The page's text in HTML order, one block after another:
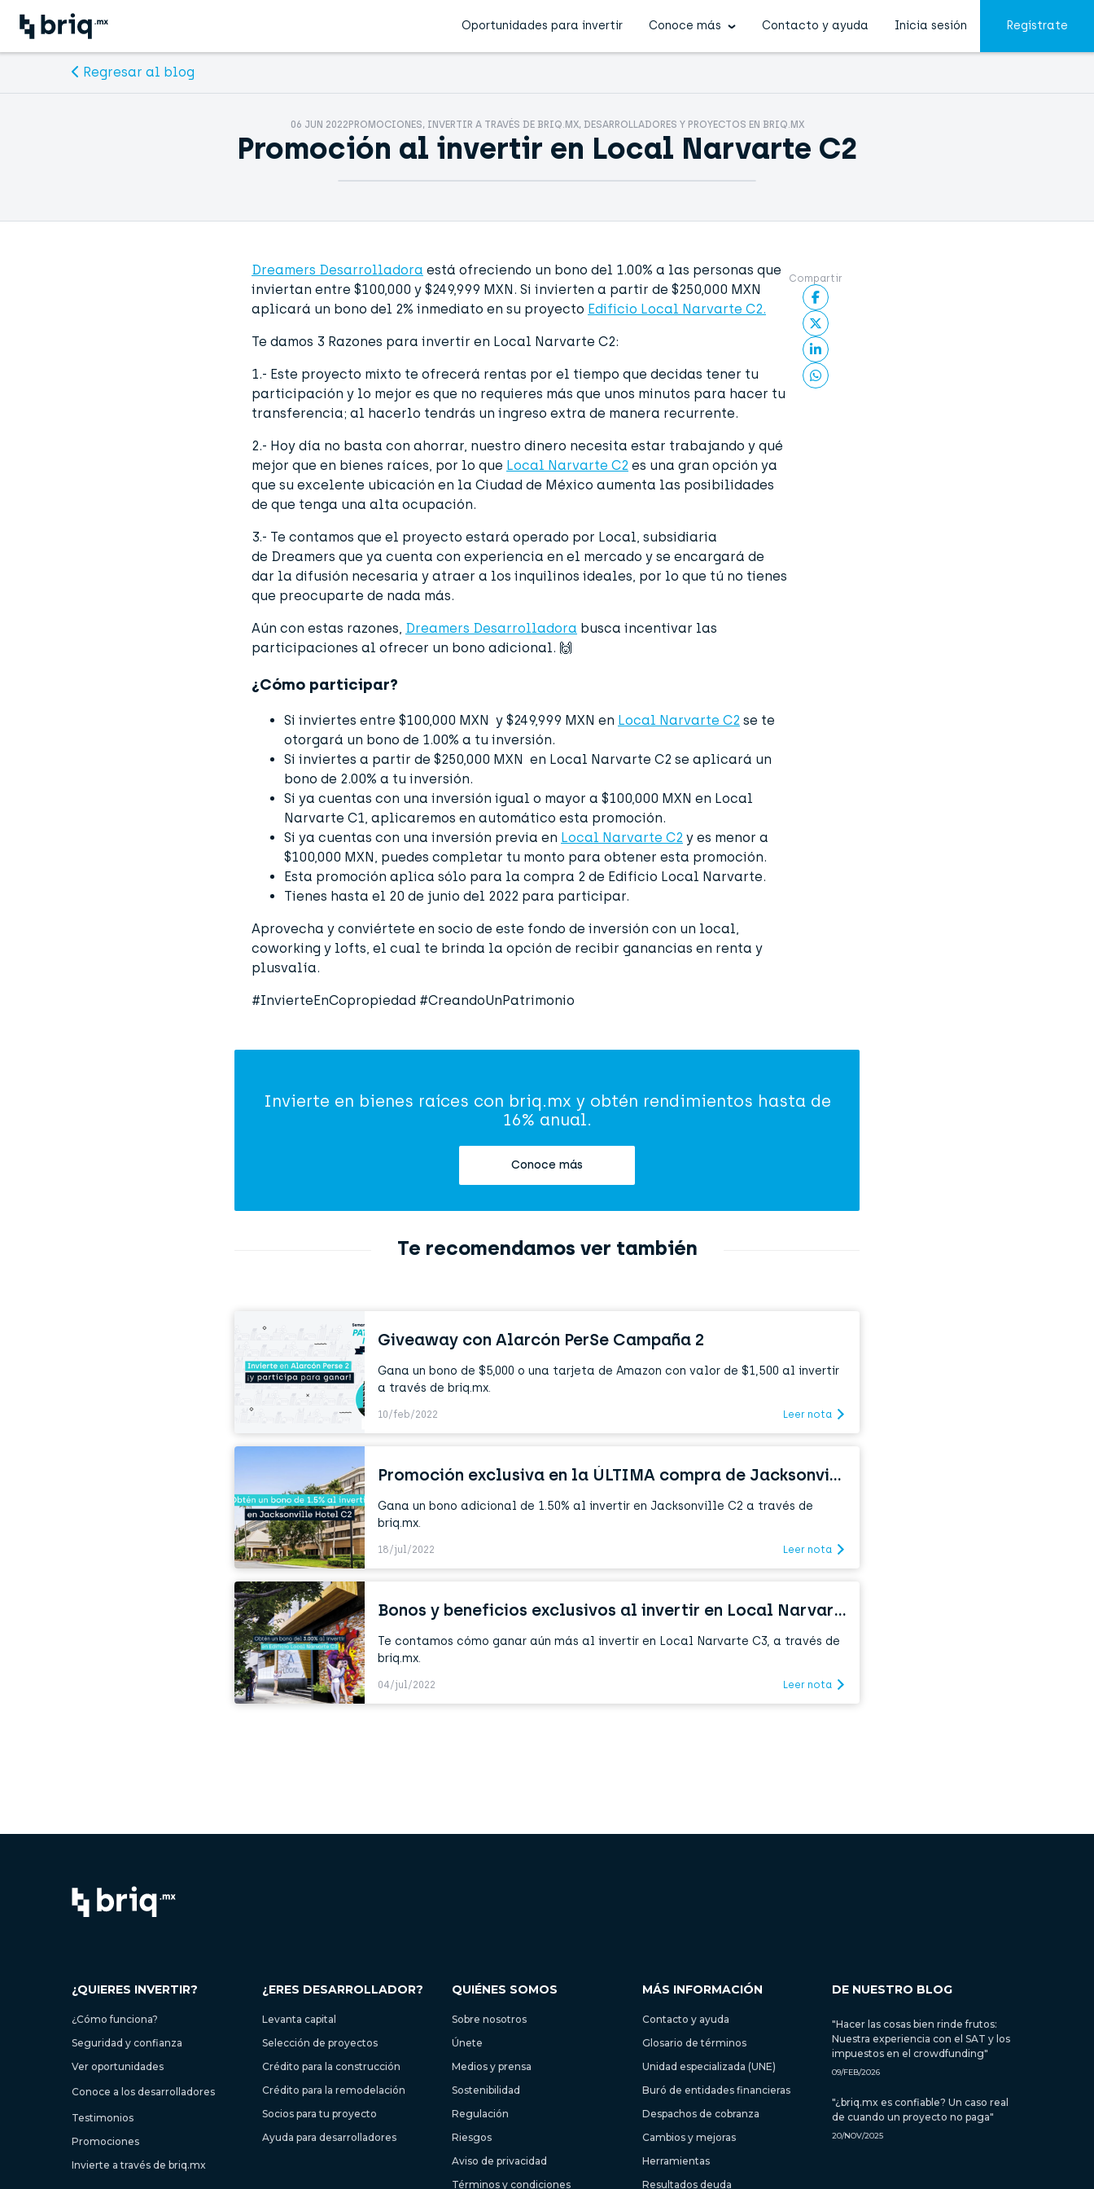
Oportunidades para invertir Conoce más Contacto y ayuda Inicia sesión Regístrate
Regresar al blog
06 JUN 2022 PROMOCIONES, INVERTIR A TRAVÉS DE BRIQ.MX, DESARROLLADORES Y PROYECTOS EN BRIQ.MX
Promoción al invertir en Local Narvarte C2
Compartir
Dreamers Desarrolladora está ofreciendo un bono del 1.00% a las personas que
inviertan entre $100,000 y $249,999 MXN. Si invierten a partir de $250,000 MXN
aplicará un bono del 2% inmediato en su proyecto Edificio Local Narvarte C2.
Te damos 3 Razones para invertir en Local Narvarte C2:
1.- Este proyecto mixto te ofrecerá rentas por el tiempo que decidas tener tu
participación y lo mejor es que no requieres más que unos minutos para hacer tu
transferencia; al hacerlo tendrás un ingreso extra de manera recurrente.
2.- Hoy día no basta con ahorrar, nuestro dinero necesita estar trabajando y qué
mejor que en bienes raíces, por lo que Local Narvarte C2 es una gran opción ya
que su excelente ubicación en la Ciudad de México aumenta las posibilidades
de que tenga una alta ocupación.
3.- Te contamos que el proyecto estará operado por Local, subsidiaria
de Dreamers que ya cuenta con experiencia en el mercado y se encargará de
dar la difusión necesaria y atraer a los inquilinos ideales, por lo que tú no tienes
que preocuparte de nada más.
Aún con estas razones, Dreamers Desarrolladora busca incentivar las
participaciones al ofrecer un bono adicional. 🙌
¿Cómo participar?
Si inviertes entre $100,000 MXN y $249,999 MXN en Local Narvarte C2 se te
otorgará un bono de 1.00% a tu inversión.
Si inviertes a partir de $250,000 MXN en Local Narvarte C2 se aplicará un
bono de 2.00% a tu inversión.
Si ya cuentas con una inversión igual o mayor a $100,000 MXN en Local
Narvarte C1, aplicaremos en automático esta promoción.
Si ya cuentas con una inversión previa en Local Narvarte C2 y es menor a
$100,000 MXN, puedes completar tu monto para obtener esta promoción.
Esta promoción aplica sólo para la compra 2 de Edificio Local Narvarte.
Tienes hasta el 20 de junio del 2022 para participar.
Aprovecha y conviértete en socio de este fondo de inversión con un local,
coworking y lofts, el cual te brinda la opción de recibir ganancias en renta y
plusvalía.
#InvierteEnCopropiedad #CreandoUnPatrimonio
Invierte en bienes raíces con briq.mx y obtén rendimientos hasta de
16% anual.
Conoce más
Te recomendamos ver también
Giveaway con Alarcón PerSe Campaña 2
Gana un bono de $5,000 o una tarjeta de Amazon con valor de $1,500 al invertir
a través de briq.mx.
10/feb/2022 Leer nota
Promoción exclusiva en la ÚLTIMA compra de Jacksonville
Gana un bono adicional de 1.50% al invertir en Jacksonville C2 a través de
briq.mx.
18/jul/2022 Leer nota
Bonos y beneficios exclusivos al invertir en Local Narvarte C3
Te contamos cómo ganar aún más al invertir en Local Narvarte C3, a través de
briq.mx.
04/jul/2022 Leer nota
¿QUIERES INVERTIR?
¿Cómo funciona?
Seguridad y confianza
Ver oportunidades
Conoce a los desarrolladores
Testimonios
Promociones
Invierte a través de briq.mx
¿ERES DESARROLLADOR?
Levanta capital
Selección de proyectos
Crédito para la construcción
Crédito para la remodelación
Socios para tu proyecto
Ayuda para desarrolladores
QUIÉNES SOMOS
Sobre nosotros
Únete
Medios y prensa
Sostenibilidad
Regulación
Riesgos
Aviso de privacidad
Términos y condiciones
MÁS INFORMACIÓN
Contacto y ayuda
Glosario de términos
Unidad especializada (UNE)
Buró de entidades financieras
Despachos de cobranza
Cambios y mejoras
Herramientas
Resultados deuda
DE NUESTRO BLOG
"Hacer las cosas bien rinde frutos:
Nuestra experiencia con el SAT y los
impuestos en el crowdfunding"
09/FEB/2026
"¿briq.mx es confiable? Un caso real
de cuando un proyecto no paga"
20/NOV/2025